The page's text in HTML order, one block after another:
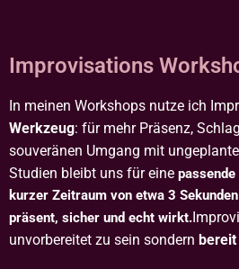
Improvisations
In meinen Workshops nutze ich
Werkzeug: für mehr Präsenz,
souveränen Umgang mit
Studien bleibt uns für eine
kurzer Zeitraum von etwa 3
präsent, sicher und echt wirkt.
unvorbereitet zu sein sondern bereit